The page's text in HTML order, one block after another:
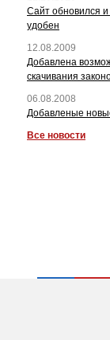
Сайт обновился и
удобен
12.08.2009
Добавлена
скачивания
06.08.2008
Добавленые
Все новости